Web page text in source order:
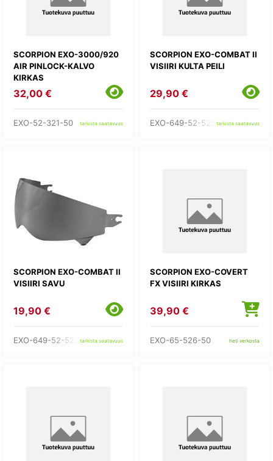
SCORPION EXO-3000/920
AIR PINLOCK-KALVO
KIRKAS
32,00 €
EXO-52-321-50 tarkista saatavuus
SCORPION EXO-COMBAT II
VISIIRI KULTA PEILI
29,90 €
EXO-649-52-522-71tarkista saatavuus
SCORPION EXO-COMBAT II
VISIIRI SAVU
19,90 €
EXO-649-52-522-51tarkista saatavuus
SCORPION EXO-COVERT
FX VISIIRI KIRKAS
39,90 €
EXO-65-526-50 heti verkosta